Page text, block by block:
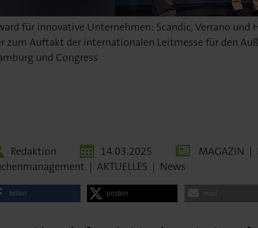
für innovative Unternehmen: Scandic, Verrano
zum Auftakt der internationalen Leitmesse für den
und Congress
Internorga steht für Innovation, Inspiration und
prägten. © Foto: Messe Hamburg und
Redaktion 14.03.2025 MAGAZIN |
| AKTUELLES | News
teilen posten mail